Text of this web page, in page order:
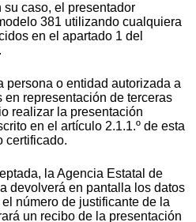
caso, el presentador
381 utilizando cualquiera
en el apartado 1 del
persona o entidad autorizada a
en representación de terceras
realizar la presentación
en el artículo 2.1.1.º de esta
certificado.
la Agencia Estatal de
devolverá en pantalla los datos
número de justificante de la
un recibo de la presentación